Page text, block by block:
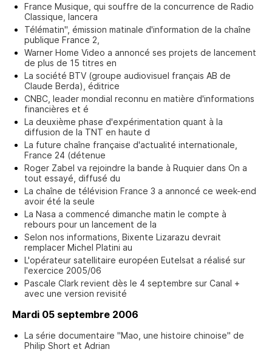
France Musique, qui souffre de la concurrence de Radio
Classique, lancera
Télématin", émission matinale d'information de la chaîne
publique France 2,
Warner Home Video a annoncé ses projets de lancement
de plus de 15 titres en
La société BTV (groupe audiovisuel français AB de
Claude Berda), éditrice
CNBC, leader mondial reconnu en matière d'informations
financières et é
La deuxième phase d'expérimentation quant à la
diffusion de la TNT en haute d
La future chaîne française d'actualité internationale,
France 24 (détenue
Roger Zabel va rejoindre la bande à Ruquier dans On a
tout essayé, diffusé du
La chaîne de télévision France 3 a annoncé ce week-end
avoir été la seule
La Nasa a commencé dimanche matin le compte à
rebours pour un lancement de la
Selon nos informations, Bixente Lizarazu devrait
remplacer Michel Platini au
L'opérateur satellitaire européen Eutelsat a réalisé sur
l'exercice 2005/06
Pascale Clark revient dès le 4 septembre sur Canal +
avec une version revisité
Mardi 05 septembre 2006
La série documentaire "Mao, une histoire chinoise" de
Philip Short et Adrian